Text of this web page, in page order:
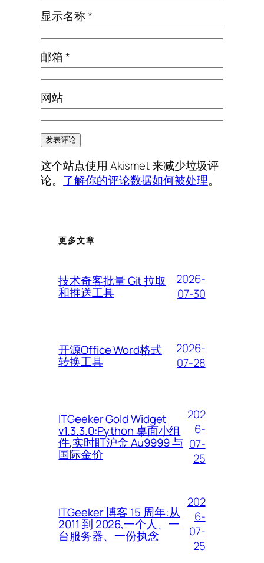
显示名称*
邮箱*
网站
这个站点使用 Akismet 来减少垃圾评
论。 了解你的评论数据如何被处理。
更多文章
技术奇客批量 Git 拉取
和推送工具
2026-
07-30
开源Office Word格式
转换工具
2026-
07-28
ITGeeker Gold Widget
v1.3.3.0:Python 桌面小组
件,实时盯沪金 Au9999 与
国际金价
202
6-
07-
25
ITGeeker 博客 15 周年:从
2011 到 2026,一个人、一
台服务器、一份执念
202
6-
07-
25